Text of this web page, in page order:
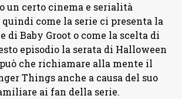
un certo cinema e serialità
come la serie ci presenta la
di Baby Groot o come la scelta di
episodio la serata di Halloween
che richiamare alla mente il
Things anche a causa del suo
ai fan della serie.